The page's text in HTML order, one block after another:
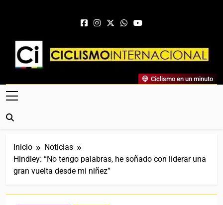
Ciclismo Internacional
Web Dedicada Al Ciclismo Mundial. Entrevistas, Análisis,
Crónicas, Previas Y Más. La Web Ciclista De Referencia.
Ciclismo en un minuto
Inicio
Noticias
Hindley: “No tengo palabras, he soñado con liderar una
gran vuelta desde mi niñez”